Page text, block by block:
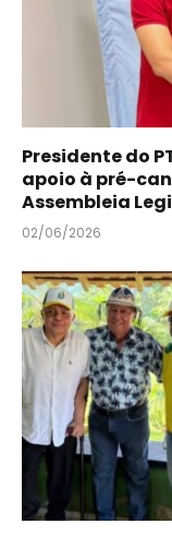
Presidente do
apoio à pré-
Assembleia
02/06/2026